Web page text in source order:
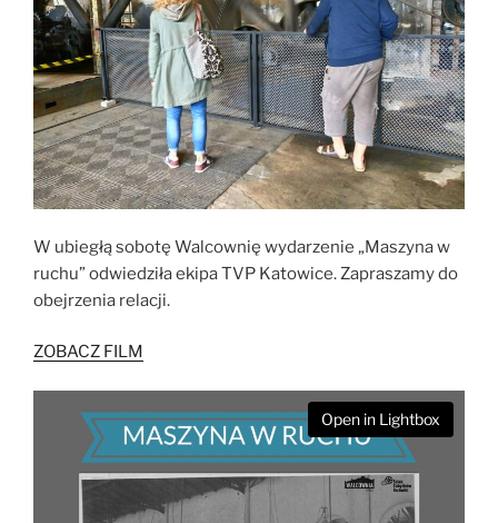
W ubiegłą sobotę Walcownię wydarzenie „Maszyna w
ruchu” odwiedziła ekipa TVP Katowice. Zapraszamy do
obejrzenia relacji.
ZOBACZ FILM
Open in Lightbox